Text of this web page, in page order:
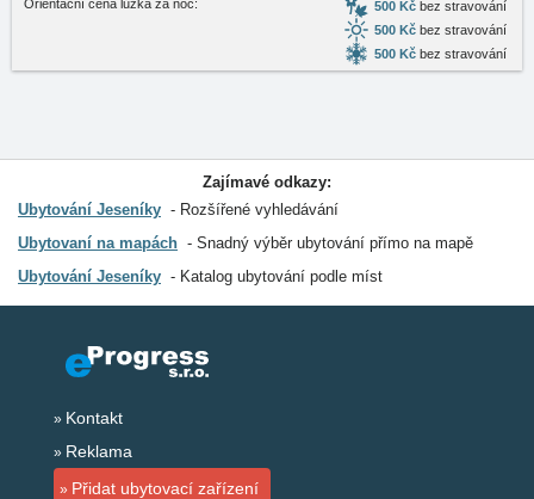
Orientační cena lůžka za noc: 500 Kč bez stravování
500 Kč bez stravování
500 Kč bez stravování
Zajímavé odkazy:
Ubytování Jeseníky
Rozšířené vyhledávání
Ubytovaní na mapách
Snadný výběr ubytování přímo na mapě
Ubytování Jeseníky
Katalog ubytování podle míst
Kontakt
Reklama
Přidat ubytovací zařízení